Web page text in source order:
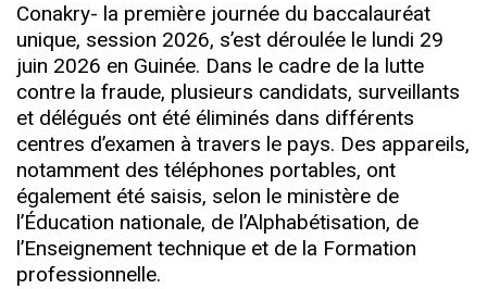
Conakry- la première journée du baccalauréat
unique, session 2026, s’est déroulée le lundi 29
juin 2026 en Guinée. Dans le cadre de la lutte
contre la fraude, plusieurs candidats, surveillants
et délégués ont été éliminés dans différents
centres d’examen à travers le pays. Des appareils,
notamment des téléphones portables, ont
également été saisis, selon le ministère de
l’Éducation nationale, de l’Alphabétisation, de
l’Enseignement technique et de la Formation
professionnelle.